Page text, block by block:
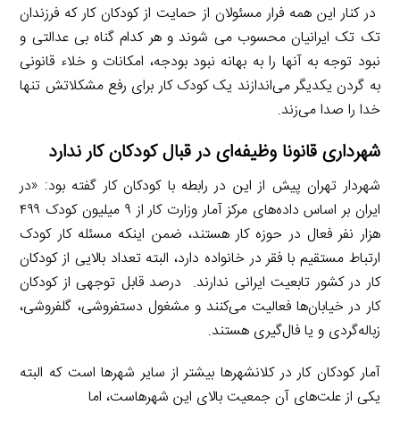
در کنار این همه فرار مسئولان از حمایت از کودکان کار که فرزندان
تک تک ایرانیان محسوب می شوند و هر کدام گناه بی عدالتی و
نبود توجه به آنها را به بهانه نبود بودجه، امکانات و خلاء قانونی
به گردن یکدیگر می‌اندازند یک کودک کار برای رفع مشکلاتش تنها
خدا را صدا می‌زند.
شهرداری قانونا وظیفه‌ای در قبال کودکان کار ندارد
شهردار تهران پیش از این در رابطه با کودکان کار گفته بود: «در
ایران بر اساس داده‌های مرکز آمار وزارت کار از ۹ میلیون کودک ۴۹۹
هزار نفر فعال در حوزه کار هستند، ضمن اینکه مسئله کار کودک
ارتباط مستقیم با فقر در خانواده دارد، البته تعداد بالایی از کودکان
کار در کشور تابعیت ایرانی ندارند. درصد قابل توجهی از کودکان
کار در خیابان‌ها فعالیت می‌کنند و مشغول دستفروشی، گلفروشی،
زباله‌گردی و یا فال‌گیری هستند.
آمار کودکان کار در کلانشهر‌ها بیشتر از سایر شهر‌ها است که البته
یکی از علت‌های آن جمعیت بالای این شهرهاست، اما